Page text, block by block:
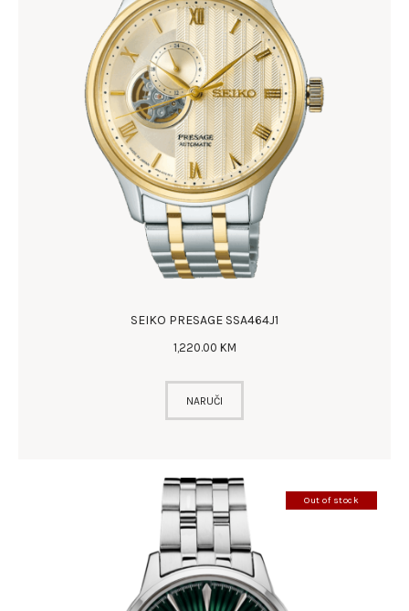
SEIKO PRESAGE SSA464J1
1,220.00 KM
NARUČI
Out of stock